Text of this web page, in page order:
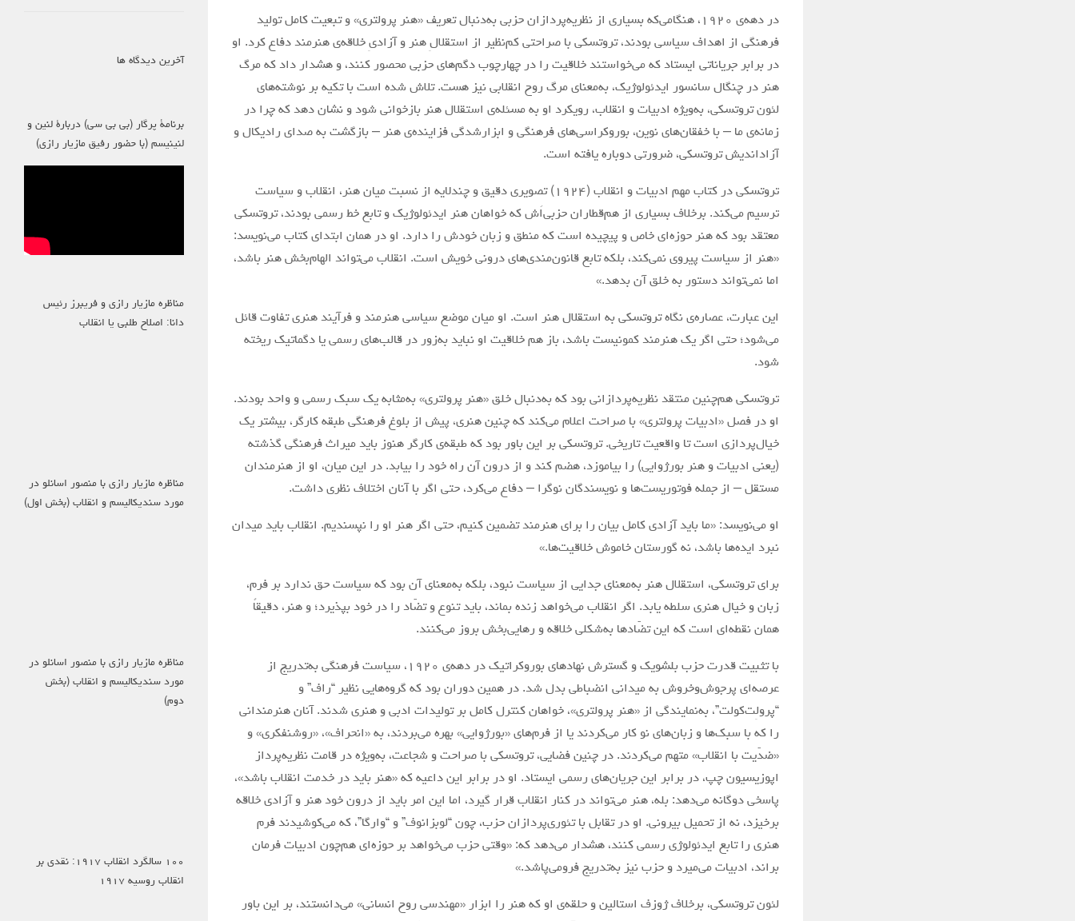
در دهه‌ی ۱۹۲۰، هنگامی‌که بسیاری از نظریه‌پردازان حزبی به‌دنبال تعریف «هنر پرولتری» و تبعیت کامل تولید
فرهنگی از اهداف سیاسی بودند، تروتسکی با صراحتی کم‌نظیر از استقلالِ هنر و آزادیِ خلاقه‌ی هنرمند دفاع کرد. او
در برابر جریاناتی ایستاد که می‌خواستند خلاقیت را در چهارچوب دگم‌های حزبی محصور کنند، و هشدار داد که مرگ
هنر در چنگال سانسور ایدئولوژیک، به‌معنای مرگ روح انقلابی نیز هست. تلاش شده است با تکیه بر نوشته‌های
لئون تروتسکی، به‌ویژه ادبیات و انقلاب، رویکرد او به مسئله‌ی استقلال هنر بازخوانی شود و نشان دهد که چرا در
زمانه‌ی ما – با خفقان‌های نوین، بوروکراسی‌های فرهنگی و ابزارشدگی فزاینده‌ی هنر – بازگشت به صدای رادیکال و
آزاداندیش تروتسکی، ضرورتی دوباره یافته است.
تروتسکی در کتاب مهم ادبیات و انقلاب (۱۹۲۴) تصویری دقیق و چندلایه از نسبت میان هنر، انقلاب و سیاست
ترسیم می‌کند. برخلاف بسیاری از هم‌قطاران حزبی‌اَش که خواهان هنر ایدئولوژیک و تابع خط رسمی بودند، تروتسکی
معتقد بود که هنر حوزه‌ای خاص و پیچیده است که منطق و زبان خودش را دارد. او در همان ابتدای کتاب می‌نویسد:
«هنر از سیاست پیروی نمی‌کند، بلکه تابع قانون‌مندی‌های درونی خویش است. انقلاب می‌تواند الهام‌بخش هنر باشد،
اما نمی‌تواند دستور به خلق آن بدهد.»
این عبارت، عصاره‌ی نگاه تروتسکی به استقلال هنر است. او میان موضع سیاسی هنرمند و فرآیند هنری تفاوت قائل
می‌شود؛ حتی اگر یک هنرمند کمونیست باشد، باز هم خلاقیت او نباید به‌زور در قالب‌های رسمی یا دگماتیک ریخته
شود.
تروتسکی هم‌چنین منتقد نظریه‌پردازانی بود که به‌دنبال خلق «هنر پرولتری» به‌مثابه یک سبک رسمی و واحد بودند.
او در فصل «ادبیات پرولتری» با صراحت اعلام می‌کند که چنین هنری، پیش از بلوغ فرهنگی طبقه کارگر، بیشتر یک
خیال‌پردازی است تا واقعیت تاریخی. تروتسکی بر این باور بود که طبقه‌ی کارگر هنوز باید میراث فرهنگی گذشته
(یعنی ادبیات و هنر بورژوایی) را بیاموزد، هضم کند و از درون آن راه خود را بیابد. در این میان، او از هنرمندان
مستقل – از جمله فوتوریست‌ها و نویسندگان نوگرا – دفاع می‌کرد، حتی اگر با آنان اختلاف نظری داشت.
او می‌نویسد: «ما باید آزادی کامل بیان را برای هنرمند تضمین کنیم، حتی اگر هنر او را نپسندیم. انقلاب باید میدان
نبرد ایده‌ها باشد، نه گورستان خاموش خلاقیت‌ها.»
برای تروتسکی، استقلال هنر به‌معنای جدایی از سیاست نبود، بلکه به‌معنای آن بود که سیاست حق ندارد بر فرم،
زبان و خیال هنری سلطه یابد. اگر انقلاب می‌خواهد زنده بماند، باید تنوع و تضّاد را در خود بپذیرد؛ و هنر، دقیقاً
همان نقطه‌ای است که این تضّادها به‌شکلی خلاقه و رهایی‌بخش بروز می‌کنند.
با تثبیت قدرت حزب بلشویک و گسترش نهادهای بوروکراتیک در دهه‌ی ۱۹۲۰، سیاست فرهنگی به‌تدریج از
عرصه‌ای پرجوش‌وخروش به میدانی انضباطی بدل شد. در همین دوران بود که گروه‌هایی نظیر “راف” و
“پرولِت‌کولت”، به‌نمایندگی از «هنر پرولتری»، خواهان کنترل کامل بر تولیدات ادبی و هنری شدند. آنان هنرمندانی
را که با سبک‌ها و زبان‌های نو کار می‌کردند یا از فرم‌های «بورژوایی» بهره می‌بردند، به «انحراف»، «روشنفکری» و
«ضدّیت با انقلاب» متهم می‌کردند. در چنین فضایی، تروتسکی با صراحت و شجاعت، به‌ویژه در قامت نظریه‌پرداز
اپوزیسیون چپ، در برابر این جریان‌های رسمی ایستاد. او در برابر این داعیه که «هنر باید در خدمت انقلاب باشد»،
پاسخی دوگانه می‌دهد: بله، هنر می‌تواند در کنار انقلاب قرار گیرد، اما این امر باید از درون خود هنر و آزادی خلاقه
برخیزد، نه از تحمیل بیرونی. او در تقابل با تئوری‌پردازان حزب، چون “لوبزانوف” و “وارگا”، که می‌کوشیدند فرم
هنری را تابع ایدئولوژی رسمی کنند، هشدار می‌دهد که: «وقتی حزب می‌خواهد بر حوزه‌ای هم‌چون ادبیات فرمان
براند، ادبیات می‌میرد و حزب نیز به‌تدریج فرومی‌پاشد.»
لئون تروتسکی، برخلاف ژوزف استالین و حلقه‌ی او که هنر را ابزار «مهندسی روح انسانی» می‌دانستند، بر این باور
آخرین دیدگاه ها
برنامۀ پرگار (بی بی سی) دربارۀ لنین و
لنینیسم (با حضور رفیق مازیار رازی)
مناظره مازیار رازی و فریبرز رئیس
دانا: اصلاح طلبی یا انقلاب
مناظره مازیار رازی با منصور اسانلو در
مورد سندیکالیسم و انقلاب (بخش اول)
مناظره مازیار رازی با منصور اسانلو در
مورد سندیکالیسم و انقلاب (بخش
دوم)
۱۰۰ سالگرد انقلاب ۱۹۱۷: نقدی بر
انقلاب روسیه ۱۹۱۷